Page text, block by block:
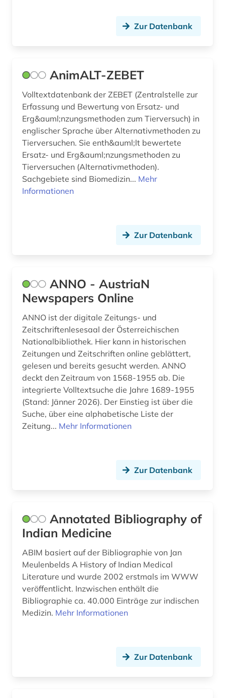
geburtshilfe (1)
gefahrstoff (1)
gehirn (1)
geisteswissenschaften (2)
genanalyse (1)
genetik (3)
genotyp (1)
gentechnologie (1)
geographische namen (1)
geowissenschaften (2)
geriatrie (1)
geschichte (5)
geschichte 1900-2000 (1)
geschichte der medizin (1)
gesundheitsberichterstattung (3)
gesundheitschutz (1)
gesundheitspolitik (3)
gesundheitsprojekt (1)
gesundheitsstatistik (2)
gesundheitssystem (1)
gesundheitsversorgung (1)
gesundheitswesen (17)
Zur Datenbank
AnimALT-ZEBET
Volltextdatenbank der ZEBET (Zentralstelle zur
Erfassung und Bewertung von Ersatz- und
Erg&auml;nzungsmethoden zum Tierversuch) in
englischer Sprache über Alternativmethoden zu
Tierversuchen. Sie enth&auml;lt bewertete
Ersatz- und Erg&auml;nzungsmethoden zu
Tierversuchen (Alternativmethoden).
Sachgebiete sind Biomedizin... Mehr
Informationen
Zur Datenbank
ANNO - AustriaN
Newspapers Online
ANNO ist der digitale Zeitungs- und
Zeitschriftenlesesaal der Österreichischen
Nationalbibliothek. Hier kann in historischen
Zeitungen und Zeitschriften online geblättert,
gelesen und bereits gesucht werden. ANNO
deckt den Zeitraum von 1568-1955 ab. Die
integrierte Volltextsuche die Jahre 1689-1955
(Stand: Jänner 2026). Der Einstieg ist über die
Suche, über eine alphabetische Liste der
Zeitung... Mehr Informationen
Zur Datenbank
Annotated Bibliography of
Indian Medicine
ABIM basiert auf der Bibliographie von Jan
Meulenbelds A History of Indian Medical
Literature und wurde 2002 erstmals im WWW
veröffentlicht. Inzwischen enthält die
Bibliographie ca. 40.000 Einträge zur indischen
Medizin. Mehr Informationen
Zur Datenbank